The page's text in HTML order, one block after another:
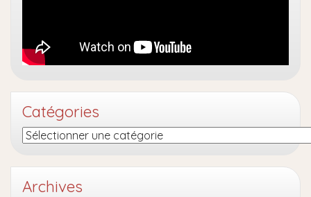
Catégories
Catégories
Archives